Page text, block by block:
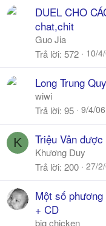
DUEL CHO
chat,chit
Guo Jia
Trả lời 572 10/
Long Trung
wiwi
Trả lời 95 9/4/06
K Triệu Vân
Khương Duy
Trả lời 200 27/
Một số
+ CD
big chicken